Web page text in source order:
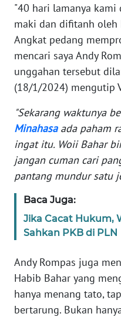
"40 hari lamanya kami
maki dan difitanh
Angkat pedang
mencari saya Andy
unggahan tersebut
(18/1/2024) mengutip
"Sekarang waktunya
Minahasaada paham
ingat itu. Woii Bahar
jangan cuman cari
pantang mundur satu
Baca Juga:
Jika Cacat Hukum,
Sahkan PKB di PLN
Andy Rompas juga
Habib Bahar yang
hanya menang tato,
bertarung. Bukan
KARIR
DISCLAIMER
Wahana
News
WN
SUMUT
WN
WN
JABAR
WN
BANTEN
WN